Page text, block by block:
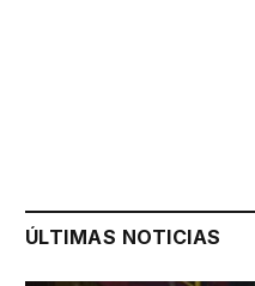
ÚLTIMAS NOTICIAS